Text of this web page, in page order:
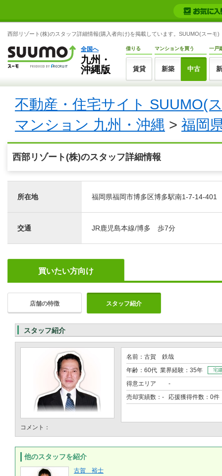
西部リゾート(株)のスタッフ詳細情報(購入者向け)を掲載しています。SUUMO(スーモ)
全国へ
九州・
沖縄版
借りる
賃貸
マンションを買う
新築 中古
一戸
不動産・住宅サイト SUUMO(
マンション 九州・沖縄 > 福岡
西部リゾート(株)のスタッフ詳細情報
所在地 福岡県福岡市博多区博多駅南1-7-14-401
交通 JR鹿児島本線/博多 歩7分
買いたい方向け
店舗の特徴 スタッフ紹介
スタッフ紹介
コメント：
名前：古賀 鉄哉
年齢：60代 業界経験：35年
宅
得意エリア
-
売却実績数：- 応援獲得件数：0件
他のスタッフを紹介
古賀 裕士